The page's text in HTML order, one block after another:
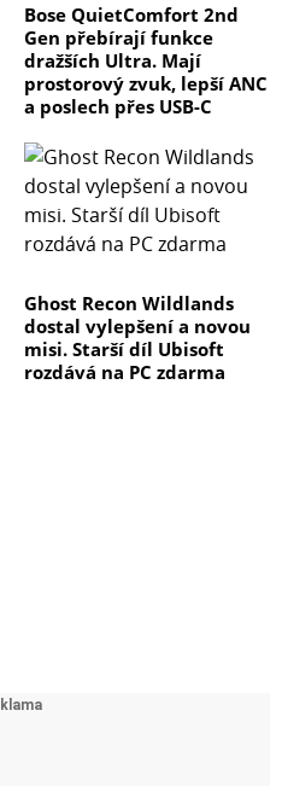
Bose QuietComfort 2nd
Gen přebírají funkce
dražších Ultra. Mají
prostorový zvuk, lepší ANC
a poslech přes USB-C
Ghost Recon Wildlands
dostal vylepšení a novou
misi. Starší díl Ubisoft
rozdává na PC zdarma